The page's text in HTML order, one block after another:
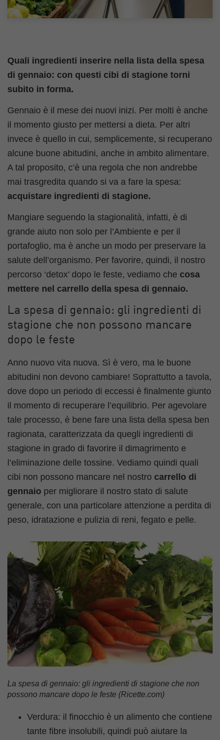
Quali ingredienti inserire nella lista della spesa
di gennaio: con questi cibi di stagione torni
subito in forma.
Gennaio è il mese dei nuovi inizi. Per molti è anche
il momento giusto per mettersi a dieta. Per altri
invece è quello in cui, semplicemente, si recuperano
alcune buone abitudini, anche in ambito alimentare.
A tal proposito, c’è una regola che non andrebbe
mai trasgredita quando si va a fare la spesa:
acquistare ingredienti di stagione.
Mangiare seguendo la stagionalità, infatti, è di
grande aiuto non solo per l’Ambiente e per il
portafoglio, ma è anche un modo per preservare la
salute dell’organismo. Per favorire, quindi, il nostro
percorso ‘detox’ dopo le feste, vediamo che cosa
mettere nel carrello della spesa di gennaio.
La spesa di gennaio: gli ingredienti di
stagione che non possono mancare
dopo le feste
Anno nuovo vita nuova. Sì è vero, ma le buone
abitudini non devono cambiare! Soprattutto a tavola,
dove dopo un periodo di eccessi è finalmente giunto
il momento di recuperare l’equilibrio. Per agevolare
tale processo, è bene fare una lista della spesa ben
ragionata, caratterizzata da quegli ingredienti di
stagione in grado di favorire il dimagrimento e
l’eliminazione delle tossine. Vediamo quindi quali
cibi non possono mancare nel nostro carrello di
gennaio per migliorare il nostro stato di salute
generale, con una particolare attenzione a perdita di
peso, idratazione e pulizia di reni, fegato e pelle.
La spesa di gennaio: gli ingredienti di stagione che non
possono mancare dopo le feste (Ricette.com)
Verdura: il finocchio è un alimento che contiene
tante fibre insolubili, quindi può aiutare la